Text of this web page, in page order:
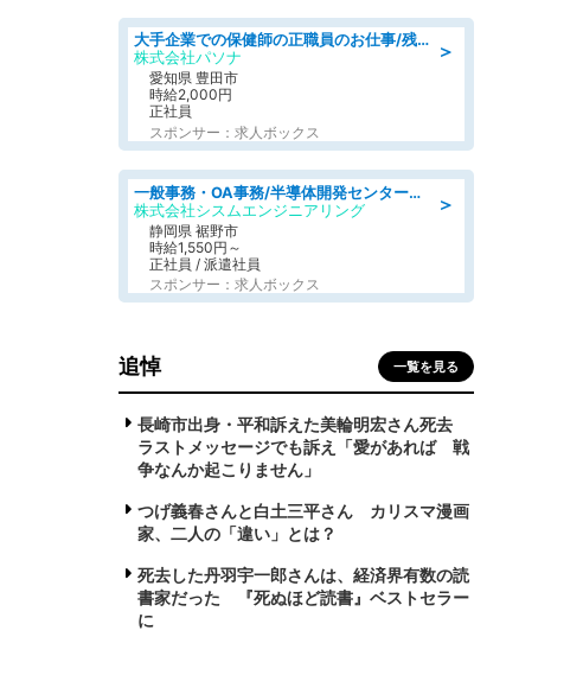
＞
大手企業での保健師の正職員のお仕事/残業なし/要資格:保健師
株式会社パソナ
愛知県 豊田市
時給2,000円
正社員
スポンサー：求人ボックス
＞
一般事務・OA事務/半導体開発センター内で事務&軽作業スタッフ、募集
株式会社シスムエンジニアリング
静岡県 裾野市
時給1,550円～
正社員 / 派遣社員
スポンサー：求人ボックス
追悼 一覧を見る
長崎市出身・平和訴えた美輪明宏さん死去
ラストメッセージでも訴え「愛があれば 戦
争なんか起こりません」
つげ義春さんと白土三平さん カリスマ漫画
家、二人の「違い」とは？
死去した丹羽宇一郎さんは、経済界有数の読
書家だった 『死ぬほど読書』ベストセラー
に